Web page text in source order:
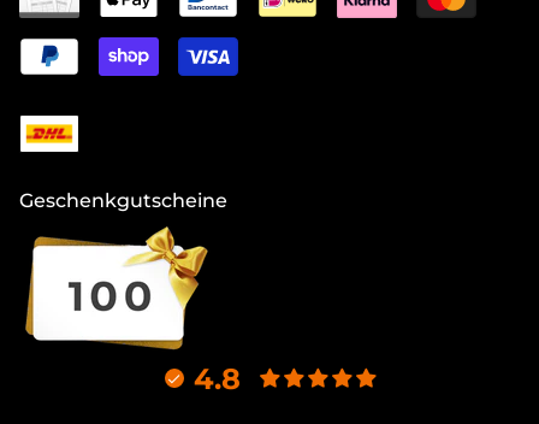
Geschenkgutscheine
4.8